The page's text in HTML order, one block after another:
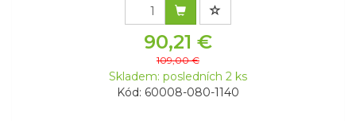
90,21 €
109,00 €
Skladem: posledních 2 ks
Kód: 60008-080-1140